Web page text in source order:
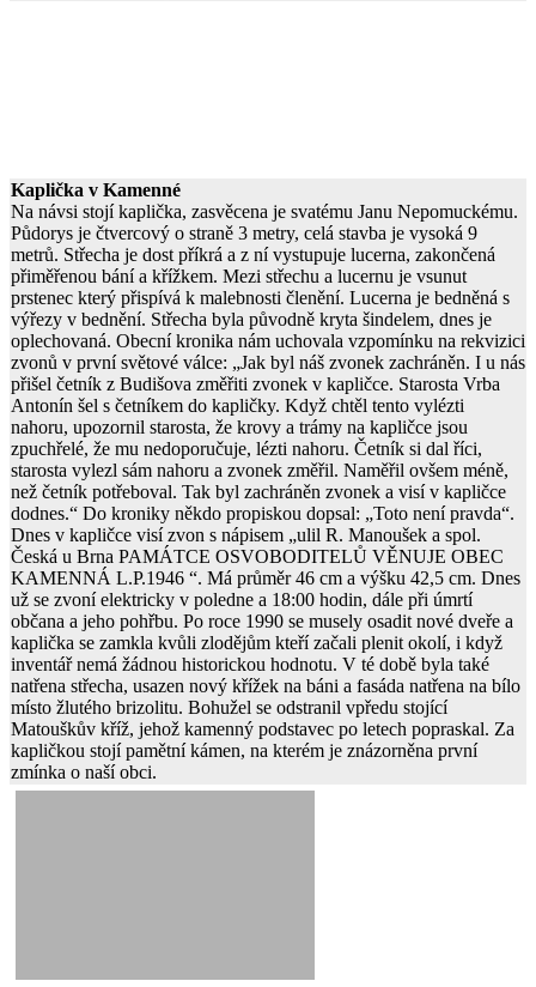
Kaplička v Kamenné
Na návsi stojí kaplička, zasvěcena je svatému Janu Nepomuckému.
Půdorys je čtvercový o straně 3 metry, celá stavba je vysoká 9
metrů. Střecha je dost příkrá a z ní vystupuje lucerna, zakončená
přiměřenou bání a křížkem. Mezi střechu a lucernu je vsunut
prstenec který přispívá k malebnosti členění. Lucerna je bedněná s
výřezy v bednění. Střecha byla původně kryta šindelem, dnes je
oplechovaná. Obecní kronika nám uchovala vzpomínku na rekvizici
zvonů v první světové válce: „Jak byl náš zvonek zachráněn. I u nás
přišel četník z Budišova změřiti zvonek v kapličce. Starosta Vrba
Antonín šel s četníkem do kapličky. Když chtěl tento vylézti
nahoru, upozornil starosta, že krovy a trámy na kapličce jsou
zpuchřelé, že mu nedoporučuje, lézti nahoru. Četník si dal říci,
starosta vylezl sám nahoru a zvonek změřil. Naměřil ovšem méně,
než četník potřeboval. Tak byl zachráněn zvonek a visí v kapličce
dodnes.“ Do kroniky někdo propiskou dopsal: „Toto není pravda“.
Dnes v kapličce visí zvon s nápisem „ulil R. Manoušek a spol.
Česká u Brna PAMÁTCE OSVOBODITELŮ VĚNUJE OBEC
KAMENNÁ L.P.1946 “. Má průměr 46 cm a výšku 42,5 cm. Dnes
už se zvoní elektricky v poledne a 18:00 hodin, dále při úmrtí
občana a jeho pohřbu. Po roce 1990 se musely osadit nové dveře a
kaplička se zamkla kvůli zlodějům kteří začali plenit okolí, i když
inventář nemá žádnou historickou hodnotu. V té době byla také
natřena střecha, usazen nový křížek na báni a fasáda natřena na bílo
místo žlutého brizolitu. Bohužel se odstranil vpředu stojící
Matouškův kříž, jehož kamenný podstavec po letech popraskal. Za
kapličkou stojí pamětní kámen, na kterém je znázorněna první
zmínka o naší obci.